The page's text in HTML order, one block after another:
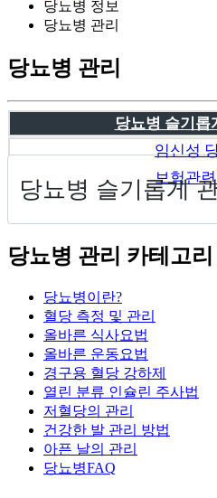
당뇨병 정보
당뇨병 관리
당뇨병 관리
당뇨병 슬기롭
임신성
보험관
당뇨병 관리 카테고리
당뇨병이란?
혈당 측정 및 관리
올바른 식사요법
올바른 운동요법
경구용 혈당 강하제
열린 분류 인슐린 주사법
저혈당의 관리
건강한 발 관리 방법
아픈 날의 관리
당뇨병FAQ